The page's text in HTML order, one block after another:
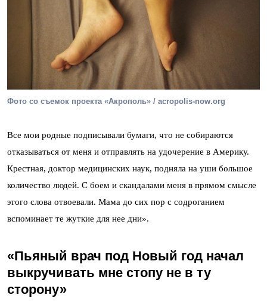
Фото со съемок проекта «Акрополь» / acropolis-now.org
Все мои родные подписывали бумаги, что не собираются
отказываться от меня и отправлять на удочерение в Америку.
Крестная, доктор медицинских наук, подняла на уши большое
количество людей. С боем и скандалами меня в прямом смысле
этого слова отвоевали. Мама до сих пор с содроганием
вспоминает те жуткие для нее дни».
«Пьяный врач под Новый год начал
выкручивать мне стопу не в ту
сторону»